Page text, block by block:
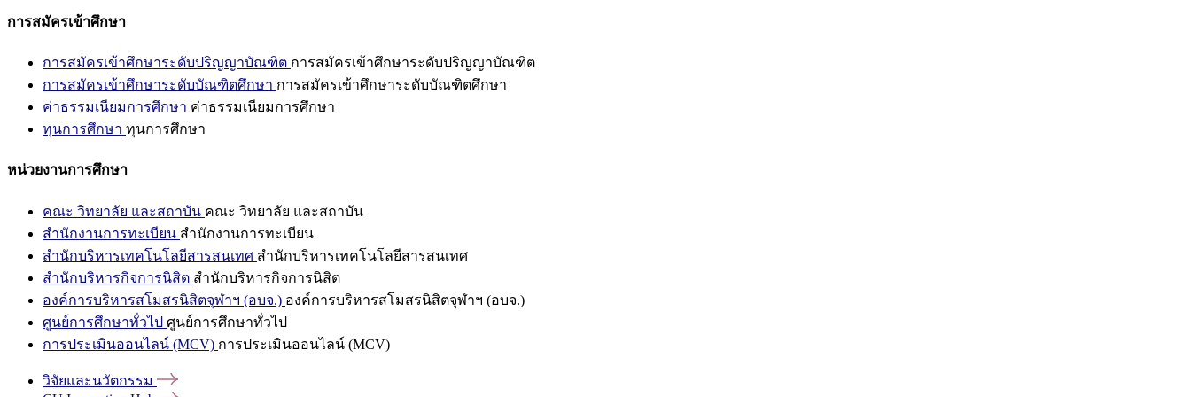
การสมัครเข้าศึกษา
การสมัครเข้าศึกษาระดับปริญญาบัณฑิต การสมัครเข้าศึกษาระดับปริญญาบัณฑิต
การสมัครเข้าศึกษาระดับบัณฑิตศึกษา การสมัครเข้าศึกษาระดับบัณฑิตศึกษา
ค่าธรรมเนียมการศึกษา ค่าธรรมเนียมการศึกษา
ทุนการศึกษา ทุนการศึกษา
หน่วยงานการศึกษา
คณะ วิทยาลัย และสถาบัน คณะ วิทยาลัย และสถาบัน
สำนักงานการทะเบียน สำนักงานการทะเบียน
สำนักบริหารเทคโนโลยีสารสนเทศ สำนักบริหารเทคโนโลยีสารสนเทศ
สำนักบริหารกิจการนิสิต สำนักบริหารกิจการนิสิต
องค์การบริหารสโมสรนิสิตจุฬาฯ (อบจ.) องค์การบริหารสโมสรนิสิตจุฬาฯ (อบจ.)
ศูนย์การศึกษาทั่วไป ศูนย์การศึกษาทั่วไป
การประเมินออนไลน์ (MCV) การประเมินออนไลน์ (MCV)
วิจัยและนวัตกรรม